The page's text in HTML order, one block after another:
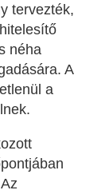
tervezték,
néha
A
a